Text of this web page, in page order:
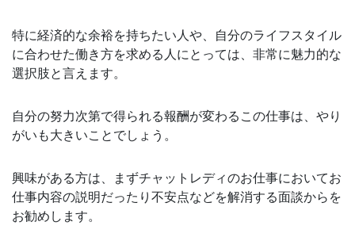
特に経済的な余裕を持ちたい人や、自分のライフスタイル
に合わせた働き方を求める人にとっては、非常に魅力的な
選択肢と言えます。
自分の努力次第で得られる報酬が変わるこの仕事は、やり
がいも大きいことでしょう。
興味がある方は、まずチャットレディのお仕事においてお
仕事内容の説明だったり不安点などを解消する面談からを
お勧めします。